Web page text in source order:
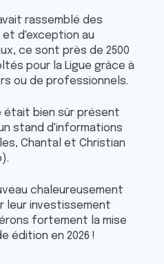
rassemblé des
d'exception au
ce sont près de 2500
pour la Ligue grâce à
ou de professionnels.
était bien sûr présent
stand d'informations
Chantal et Christian
chaleureusement
leur investissement
fortement la mise
édition en 2026 !